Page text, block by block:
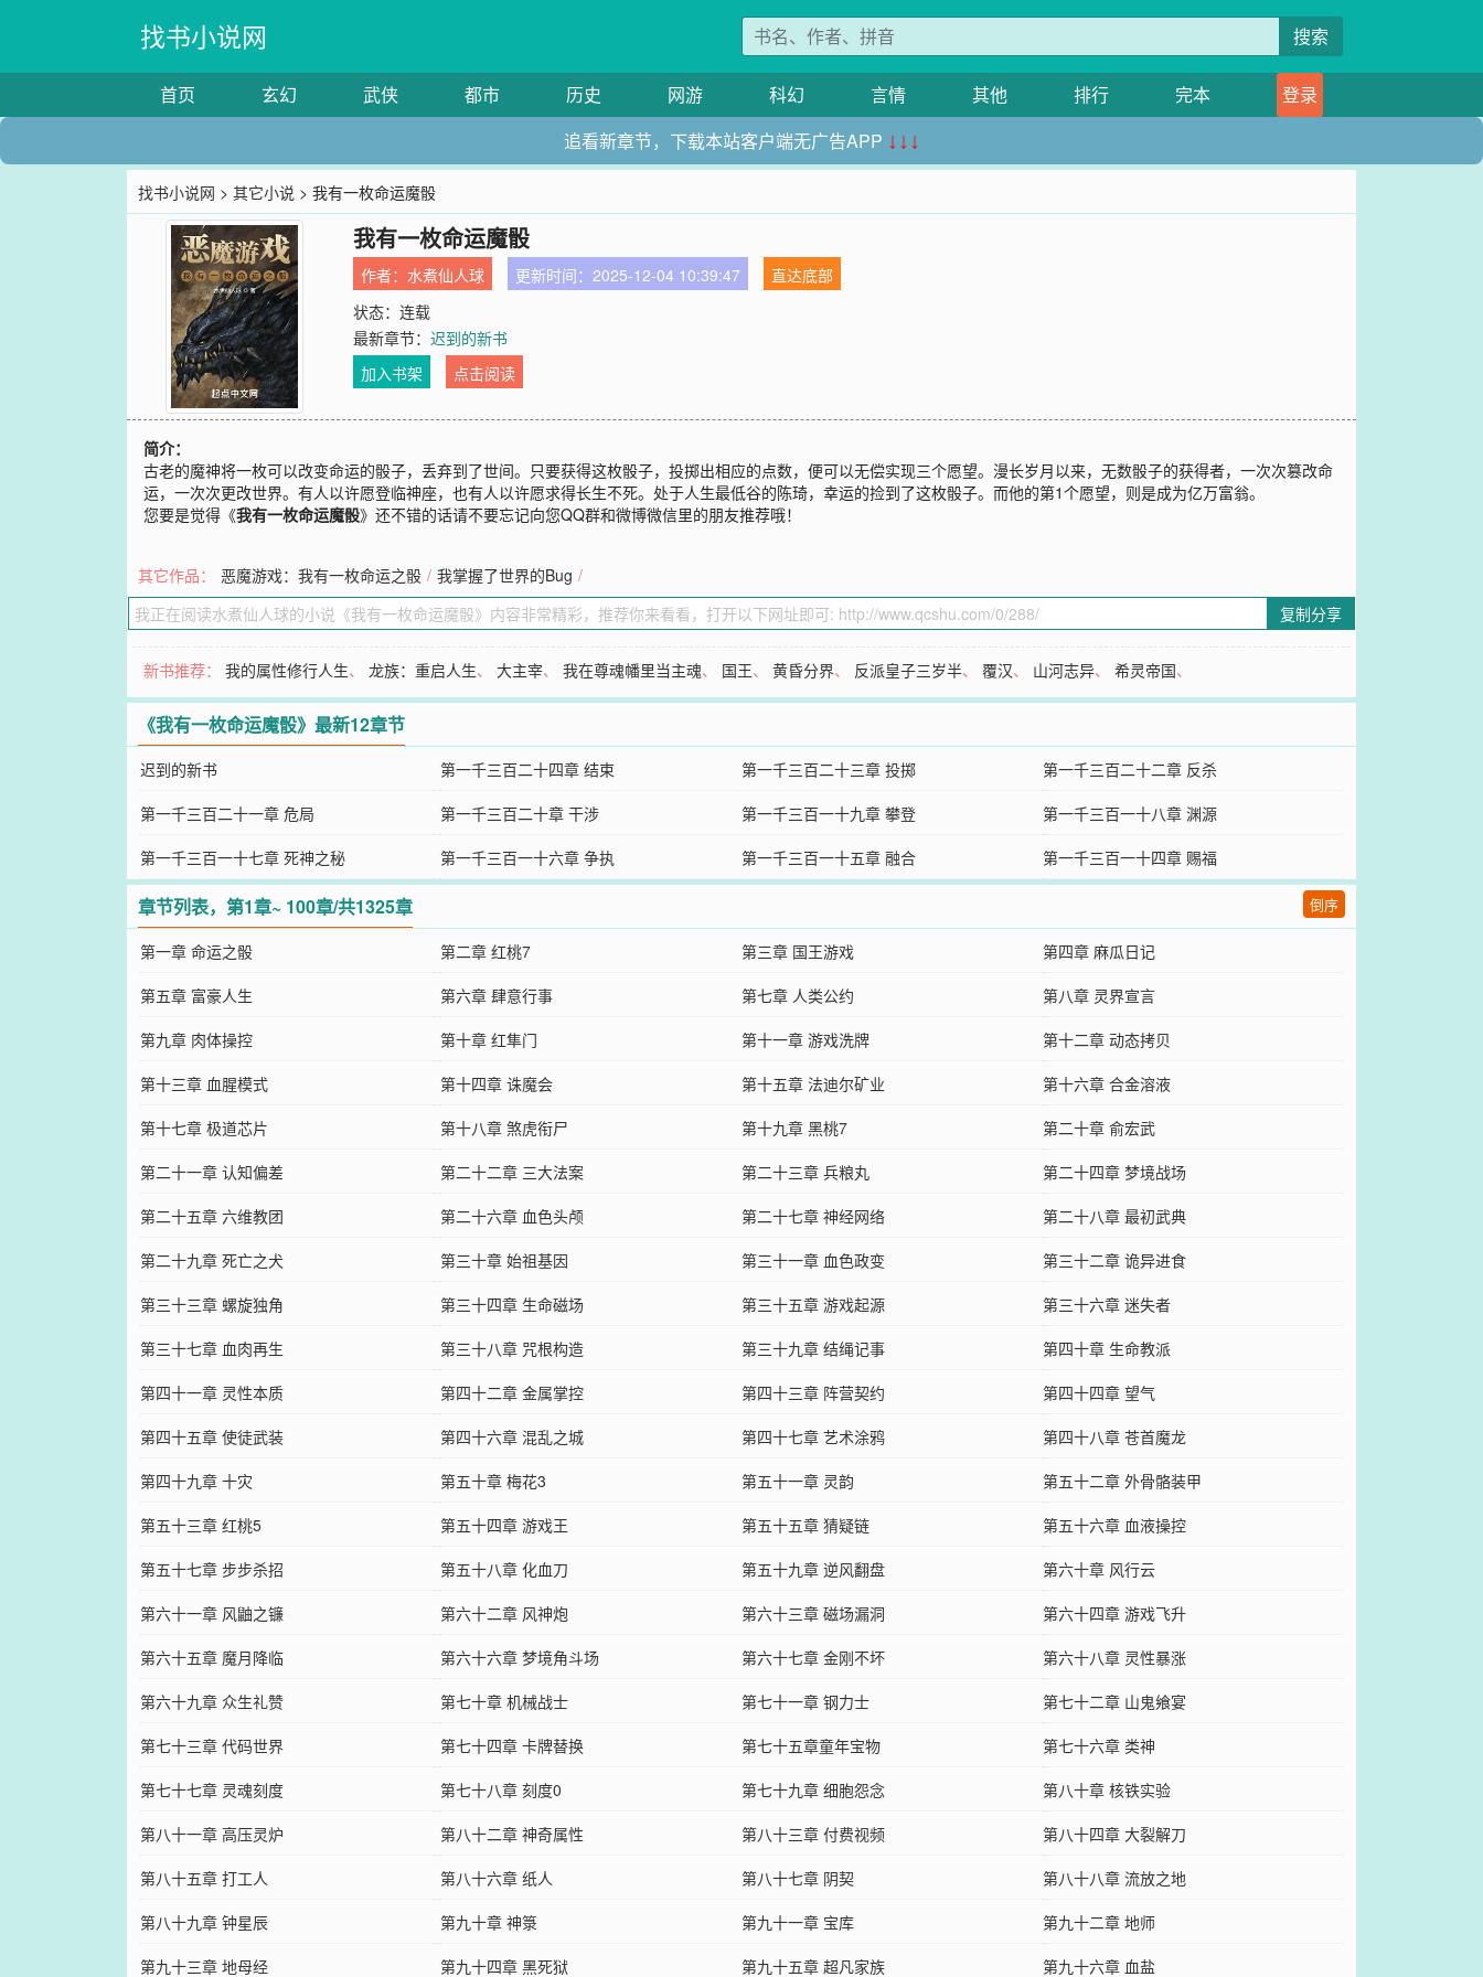
找书小说网 搜索
首页 玄幻 武侠 都市 历史 网游 科幻 言情 其他 排行 完本
登录
追看新章节，下载本站客户端无广告APP ↓↓↓
找书小说网 >其它小说 > 我有一枚命运魔骰
我有一枚命运魔骰
作者：水煮仙人球 更新时间：2025-12-04 10:39:47
直达底部
状态：连载
最新章节：迟到的新书
加入书架
点击阅读
简介：
古老的魔神将一枚可以改变命运的骰子，丢弃到了世间。只要获得这枚骰子，投掷出相应的点数，便可以无偿实现三个愿望。漫长岁月以来，无数骰子的获得者，一次次篡改命
运，一次次更改世界。有人以许愿登临神座，也有人以许愿求得长生不死。处于人生最低谷的陈琦，幸运的捡到了这枚骰子。而他的第1个愿望，则是成为亿万富翁。
您要是觉得《我有一枚命运魔骰》还不错的话请不要忘记向您QQ群和微博微信里的朋友推荐哦！
其它作品： 恶魔游戏：我有一枚命运之骰 / 我掌握了世界的Bug /
复制分享
新书推荐：我的属性修行人生、龙族：重启人生、大主宰、我在尊魂幡里当主魂、 国王、黄昏分界、 反派皇子三岁半、覆汉、 山河志异、希灵帝国、
《我有一枚命运魔骰》最新12章节
迟到的新书 第一千三百二十四章 结束 第一千三百二十三章 投掷
第一千三百二十二章 反杀
第一千三百二十一章 危局
第一千三百二十章 干涉 第一千三百一十九章 攀登
第一千三百一十八章 渊源
第一千三百一十七章 死神之秘
第一千三百一十六章 争执 第一千三百一十五章 融合 第一千三百一十四章 赐福
章节列表，第1章~ 100章/共1325章 倒序
第一章 命运之骰 第二章 红桃7 第三章 国王游戏
第四章 麻瓜日记
第五章 富豪人生
第六章 肆意行事 第七章 人类公约
第八章 灵界宣言
第九章 肉体操控
第十章 红隼门 第十一章 游戏洗牌
第十二章 动态拷贝
第十三章 血腥模式
第十四章 诛魔会 第十五章 法迪尔矿业
第十六章 合金溶液
第十七章 极道芯片
第十八章 煞虎衔尸 第十九章 黑桃7
第二十章 俞宏武
第二十一章 认知偏差
第二十二章 三大法案 第二十三章 兵粮丸
第二十四章 梦境战场
第二十五章 六维教团
第二十六章 血色头颅 第二十七章 神经网络
第二十八章 最初武典
第二十九章 死亡之犬
第三十章 始祖基因 第三十一章 血色政变
第三十二章 诡异进食
第三十三章 螺旋独角
第三十四章 生命磁场 第三十五章 游戏起源
第三十六章 迷失者
第三十七章 血肉再生
第三十八章 咒根构造 第三十九章 结绳记事
第四十章 生命教派
第四十一章 灵性本质
第四十二章 金属掌控 第四十三章 阵营契约
第四十四章 望气
第四十五章 使徒武装
第四十六章 混乱之城 第四十七章 艺术涂鸦
第四十八章 苍首魔龙
第四十九章 十灾
第五十章 梅花3 第五十一章 灵韵
第五十二章 外骨骼装甲
第五十三章 红桃5
第五十四章 游戏王 第五十五章 猜疑链
第五十六章 血液操控
第五十七章 步步杀招
第五十八章 化血刀 第五十九章 逆风翻盘
第六十章 风行云
第六十一章 风鼬之镰
第六十二章 风神炮 第六十三章 磁场漏洞
第六十四章 游戏飞升
第六十五章 魔月降临
第六十六章 梦境角斗场 第六十七章 金刚不坏
第六十八章 灵性暴涨
第六十九章 众生礼赞
第七十章 机械战士 第七十一章 钢力士
第七十二章 山鬼飨宴
第七十三章 代码世界
第七十四章 卡牌替换 第七十五章童年宝物
第七十六章 类神
第七十七章 灵魂刻度
第七十八章 刻度0 第七十九章 细胞怨念
第八十章 核铁实验
第八十一章 高压灵炉
第八十二章 神奇属性 第八十三章 付费视频
第八十四章 大裂解刀
第八十五章 打工人
第八十六章 纸人 第八十七章 阴契
第八十八章 流放之地
第八十九章 钟星辰
第九十章 神箓 第九十一章 宝库
第九十二章 地师
第九十三章 地母经
第九十四章 黑死狱 第九十五章 超凡家族 第九十六章 血盐